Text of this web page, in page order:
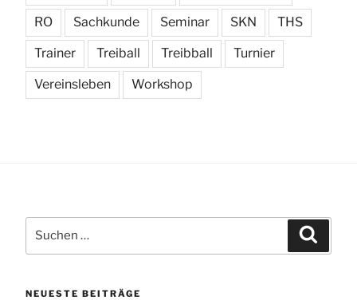
RO Sachkunde Seminar SKN THS
Trainer Treiball Treibball Turnier
Vereinsleben Workshop
nach:
NEUESTE BEITRÄGE